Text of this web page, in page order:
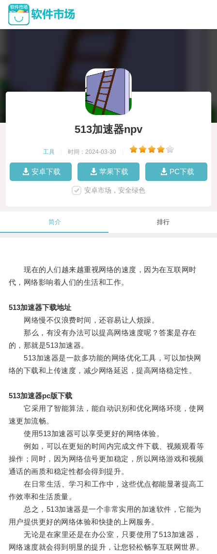
513加速器npv
工具 时间：2024-03-30
安卓下载 苹果下载 PC下载
安卓市场，安全绿色
简介 排行
现在的人们越来越重视网络的速度，因为在互联网时
代，网络影响着人们的生活和工作。
513加速器下载地址
网络慢不仅浪费时间，还容易让人烦躁。
那么，有没有办法可以提高网络速度呢？答案是存在
的，那就是513加速器。
513加速器是一款多功能的网络优化工具，可以加快网
络的下载和上传速度，减少网络延迟，提高网络稳定性。
513加速器pc版下载
它采用了智能算法，能自动识别和优化网络环境，使网
速更加流畅。
使用513加速器可以享受更好的网络体验。
例如，可以在更短的时间内完成文件下载、视频观看等
操作；同时，因为网络信号更加稳定，所以网络游戏和视频
通话的画质和稳定性都会得到提升。
在日常生活、学习和工作中，这些优点都能显著提高工
作效率和生活质量。
总之，513加速器是一个非常实用的加速软件，它能为
用户提供更好的网络体验和快捷的上网服务。
无论是在家里还是在办公室，只要使用了513加速器，
网络速度就会得到明显的提升，让您轻松畅享互联网世界。